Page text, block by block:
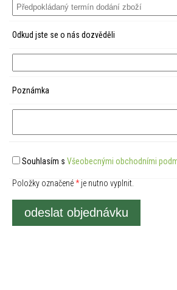
Odkud jste se o nás dozvěděli
Poznámka
Souhlasím s Všeobecnými obchodními
Položky označené*je nutno vyplnit.
odeslat objednávku